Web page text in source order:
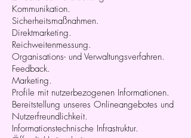
Kommunikation.
Sicherheitsmaßnahmen.
Direktmarketing.
Reichweitenmessung.
Organisations- und Verwaltungsverfahren.
Feedback.
Marketing.
Profile mit nutzerbezogenen Informationen.
Bereitstellung unseres Onlineangebotes und
Nutzerfreundlichkeit.
Informationstechnische Infrastruktur.